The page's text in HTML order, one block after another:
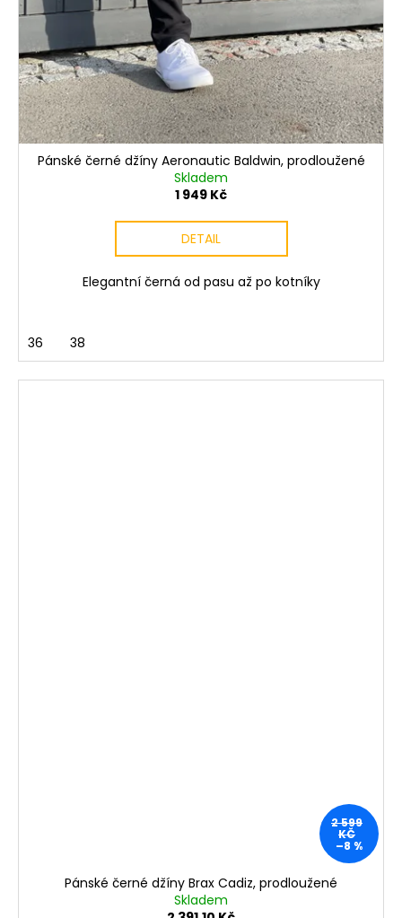
Pánské černé džíny Aeronautic Baldwin, prodloužené
Skladem
1 949 Kč
DETAIL
Elegantní černá od pasu až po kotníky
36 38
2 599
KČ
–8 %
Pánské černé džíny Brax Cadiz, prodloužené
Skladem